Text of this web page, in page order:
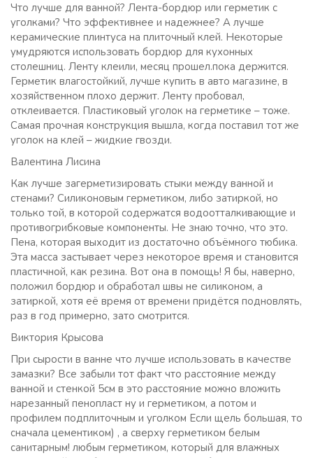
Что лучше для ванной? Лента-бордюр или герметик с
уголками? Что эффективнее и надежнее? А лучше
керамические плинтуса на плиточный клей. Некоторые
умудряются использовать бордюр для кухонных
столешниц. Ленту клеили, месяц прошел.пока держится.
Герметик влагостойкий, лучше купить в авто магазине, в
хозяйственном плохо держит. Ленту пробовал,
отклеивается. Пластиковый уголок на герметике – тоже.
Самая прочная конструкция вышла, когда поставил тот же
уголок на клей – жидкие гвозди.
Валентина Лисина
Как лучше загерметизировать стыки между ванной и
стенами? Силиконовым герметиком, либо затиркой, но
только той, в которой содержатся водоотталкивающие и
противогрибковые компоненты. Не знаю точно, что это.
Пена, которая выходит из достаточно объёмного тюбика.
Эта масса застывает через некоторое время и становится
пластичной, как резина. Вот она в помощь! Я бы, наверно,
положил бордюр и обработал швы не силиконом, а
затиркой, хотя её время от времени придётся подновлять,
раз в год примерно, зато смотрится.
Виктория Крысова
При сырости в ванне что лучше использовать в качестве
замазки? Все забыли тот факт что расстояние между
ванной и стенкой 5см в это расстояние можно вложить
нарезанный пенопласт ну и герметиком, а потом и
профилем подплиточным и уголком Если щель большая, то
сначала цементиком) , а сверху герметиком белым
санитарным! любым герметиком, который для влажных